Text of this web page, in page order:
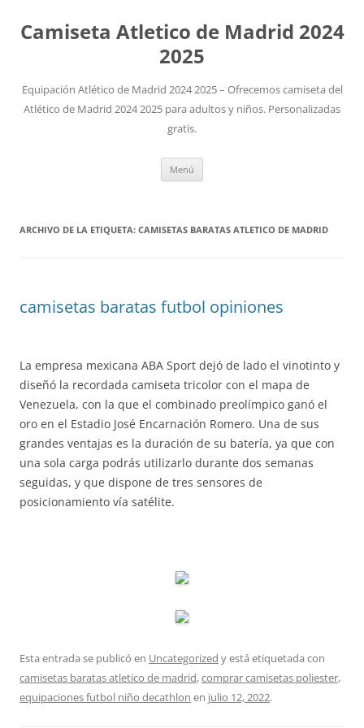
Camiseta Atletico de Madrid 2024
2025
Equipación Atlético de Madrid 2024 2025 – Ofrecemos camiseta del
Atlético de Madrid 2024 2025 para adultos y niños. Personalizadas
gratis.
Menú
ARCHIVO DE LA ETIQUETA: CAMISETAS BARATAS ATLETICO DE MADRID
camisetas baratas futbol opiniones
La empresa mexicana ABA Sport dejó de lado el vinotinto y
diseñó la recordada camiseta tricolor con el mapa de
Venezuela, con la que el combinado preolímpico ganó el
oro en el Estadio José Encarnación Romero. Una de sus
grandes ventajas es la duración de su batería, ya que con
una sola carga podrás utilizarlo durante dos semanas
seguidas, y que dispone de tres sensores de
posicionamiento vía satélite.
Esta entrada se publicó en Uncategorized y está etiquetada con
camisetas baratas atletico de madrid,comprar camisetas poliester,
equipaciones futbol niño decathlon en julio 12, 2022.